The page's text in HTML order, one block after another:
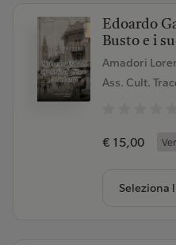
Edoardo
Busto e i
Amadori
Ass. Cult.
€ 15,00
Seleziona